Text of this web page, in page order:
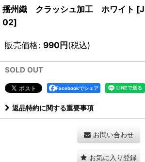
播州織 クラッシュ加工 ホワイト [
02]
販売価格: 990円(税込)
SOLD OUT
Facebookでシェア
返品特約に関する重要事項
お問い合わせ
お気に入り登録